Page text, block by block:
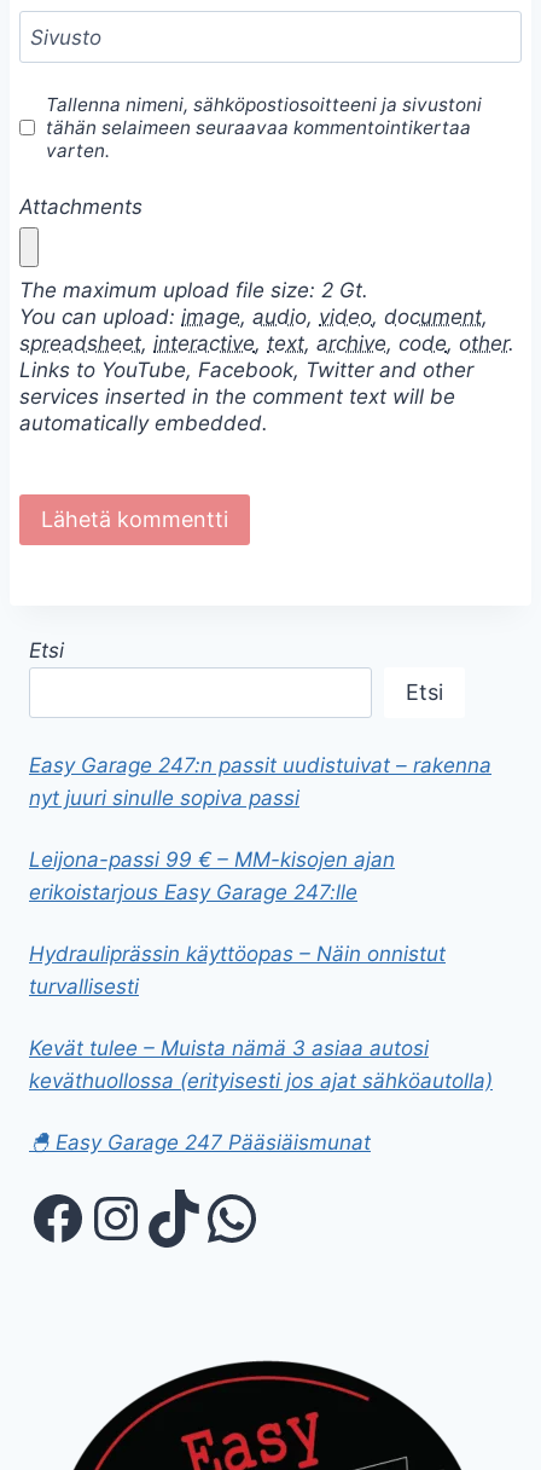
Sivusto
Tallenna nimeni, sähköpostiosoitteeni ja sivustoni
tähän selaimeen seuraavaa kommentointikertaa
varten.
Attachments
The maximum upload file size: 2 Gt.
You can upload: image, audio, video, document,
spreadsheet, interactive, text, archive, code, other.
Links to YouTube, Facebook, Twitter and other
services inserted in the comment text will be
automatically embedded.
Etsi
Etsi
Easy Garage 247:n passit uudistuivat – rakenna
nyt juuri sinulle sopiva passi
Leijona-passi 99 € – MM-kisojen ajan
erikoistarjous Easy Garage 247:lle
Hydrauliprässin käyttöopas – Näin onnistut
turvallisesti
Kevät tulee – Muista nämä 3 asiaa autosi
keväthuollossa (erityisesti jos ajat sähköautolla)
🐣 Easy Garage 247 Pääsiäismunat
Facebook
Instagram
TikTok
WhatsApp